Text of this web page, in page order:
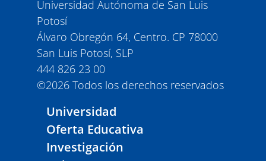
Universidad Autónoma de San Luis
Potosí
Álvaro Obregón 64, Centro. CP 78000
San Luis Potosí, SLP
444 826 23 00
©2026 Todos los derechos reservados
Universidad
Oferta Educativa
Investigación